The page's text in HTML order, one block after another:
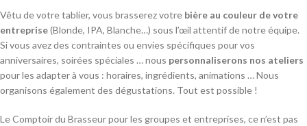
Vêtu de votre tablier, vous brasserez votre bière au couleur de votre
entreprise(Blonde, IPA, Blanche…) sous l’œil attentif de notre équipe.
Si vous avez des contraintes ou envies spécifiques pour vos
anniversaires, soirées spéciales … nous personnaliserons nos ateliers
pour les adapter à vous : horaires, ingrédients, animations … Nous
organisons également des dégustations. Tout est possible !
Le Comptoir du Brasseur pour les groupes et entreprises, ce n’est pas